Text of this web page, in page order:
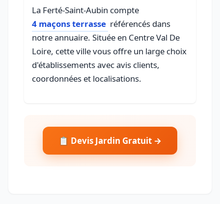
La Ferté-Saint-Aubin compte
4 maçons terrasse référencés dans
notre annuaire. Située en Centre Val De
Loire, cette ville vous offre un large choix
d'établissements avec avis clients,
coordonnées et localisations.
📋 Devis Jardin Gratuit →